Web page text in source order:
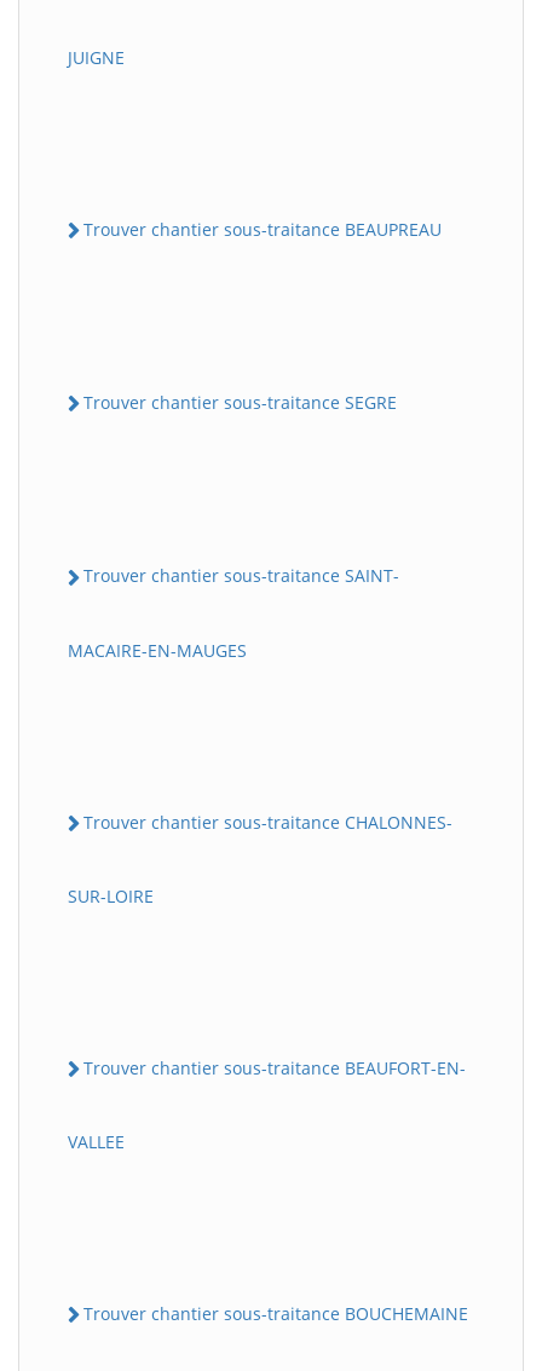
JUIGNE
Trouver chantier sous-traitance BEAUPREAU
Trouver chantier sous-traitance SEGRE
Trouver chantier sous-traitance SAINT-
MACAIRE-EN-MAUGES
Trouver chantier sous-traitance CHALONNES-
SUR-LOIRE
Trouver chantier sous-traitance BEAUFORT-EN-
VALLEE
Trouver chantier sous-traitance BOUCHEMAINE